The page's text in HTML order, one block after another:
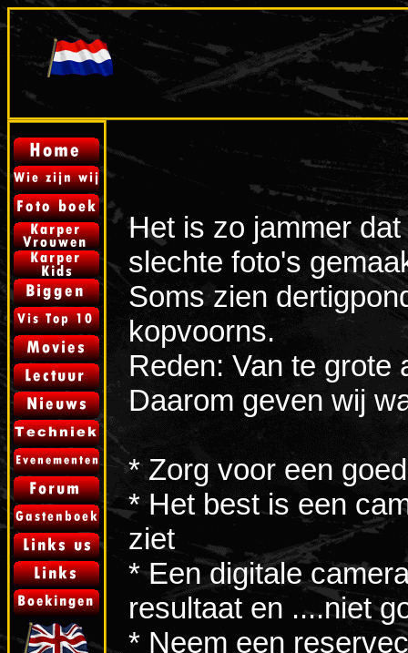
Het is zo jammer
slechte foto's
Soms zien
kopvoorns.
Reden: Van te grote
Daarom geven wij
* Zorg voor een
* Het best is een
ziet
* Een digitale
resultaat en ....niet
* Neem een